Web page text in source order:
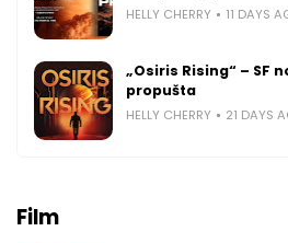
HELLY CHERRY 11 DAYS
„Osiris Rising“ – SF
propušta
HELLY CHERRY 21 DAYS
Film